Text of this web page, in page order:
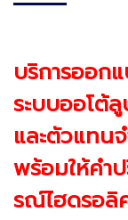
บริการออก
ระบบออโต้
และตัวแทน
พร้อมให้คำ
รณ์ไฮดรอลิ